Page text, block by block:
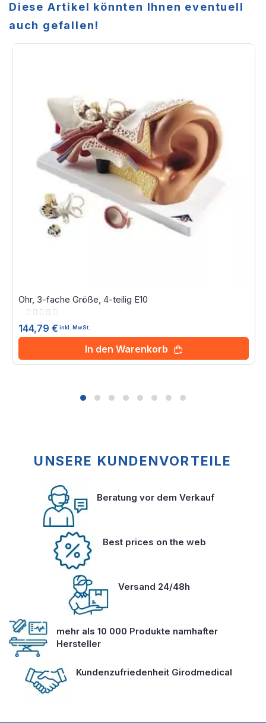
Diese Artikel könnten Ihnen eventuell
auch gefallen!
Ohr, 3-fache Größe, 4-teilig E10
Rating:
144,79 € inkl. MwSt.
In den Warenkorb
UNSERE KUNDENVORTEILE
Beratung vor dem Verkauf
Best prices on the web
Versand 24/48h
mehr als 10 000 Produkte namhafter
Hersteller
Kundenzufriedenheit Girodmedical